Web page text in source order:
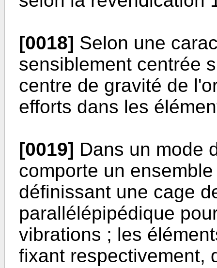
[0018] Selon une
sensiblement centrée
centre de gravité de
efforts dans les
[0019] Dans un mode
comporte un
définissant une cage
parallélépipédique
vibrations ; les
fixant respectivement,